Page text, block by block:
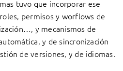
tuvo que incorporar ese
permisos y worflows de
y mecanismos de
y de sincronización
de versiones, y de idiomas.